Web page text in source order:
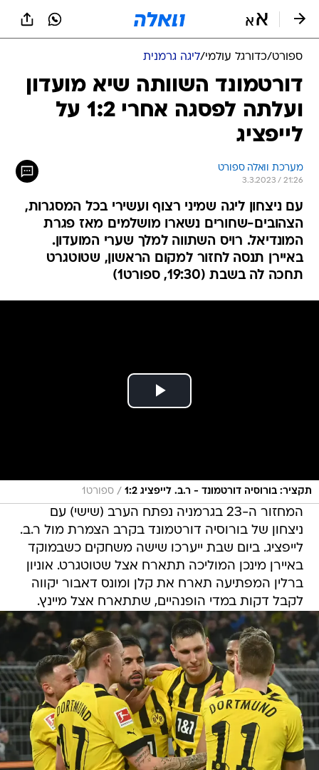
ספורט/כדורגל עולמי/ליגה גרמנית
דורטמונד השוותה שיא מועדון
ועלתה לפסגה אחרי 1:2 על
לייפציג
מערכת וואלה ספורט
3.3.2023 / 21:26
עם ניצחון ליגה שמיני רצוף ועשירי בכל המסגרות,
הצהובים-שחורים נשארו מושלמים מאז פגרת
המונדיאל. רויס השתווה למלך שערי המועדון.
באיירן תנסה לחזור למקום הראשון, שטוטגרט
תחכה לה בשבת (19:30, ספורט1)
תקציר: בורוסיה דורטמונד - ר.ב. לייפציג 1:2 / ספורט1
המחזור ה-23 בגרמניה נפתח הערב (שישי) עם
ניצחון של בורוסיה דורטמונד בקרב הצמרת מול ר.ב.
לייפציג. ביום שבת ייערכו שישה משחקים כשבמוקד
באיירן מינכן המוליכה תתארח אצל שטוטגרט. אוניון
ברלין המפתיעה תארח את קלן ומונס דאבור יקווה
לקבל דקות במדי הופנהיים, שתתארח אצל מיינץ.